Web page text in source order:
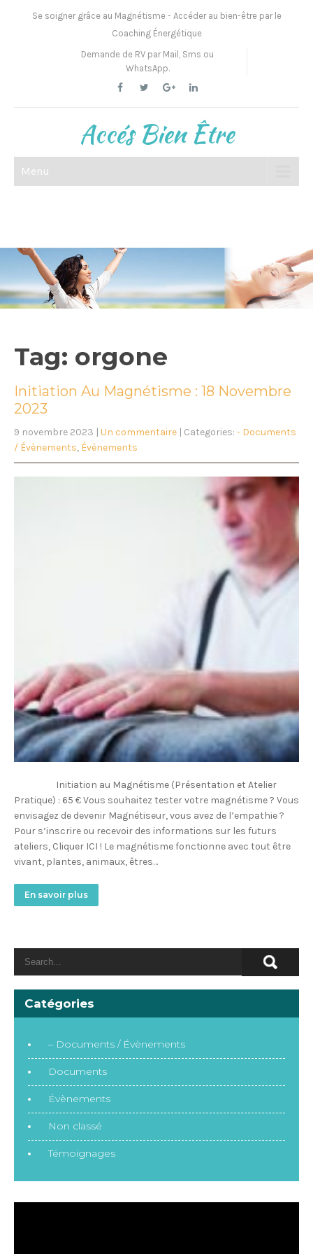
Se soigner grâce au Magnétisme - Accéder au bien-être par le
Coaching Énergétique
Demande de RV par Mail, Sms ou
WhatsApp.
Accés Bien Être
Menu
Tag: orgone
Initiation Au Magnétisme : 18 Novembre
2023
9 novembre 2023 | Un commentaire | Categories: - Documents
/ Évènements, Évènements
Initiation au Magnétisme (Présentation et Atelier
Pratique) : 65 € Vous souhaitez tester votre magnétisme ? Vous
envisagez de devenir Magnétiseur, vous avez de l’empathie ?
Pour s’inscrire ou recevoir des informations sur les futurs
ateliers, Cliquer ICI ! Le magnétisme fonctionne avec tout être
vivant, plantes, animaux, êtres…
En savoir plus
Catégories
– Documents / Évènements
Documents
Évènements
Non classé
Témoignages